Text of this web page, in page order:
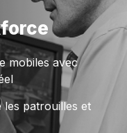
mobiles avec
les patrouilles et